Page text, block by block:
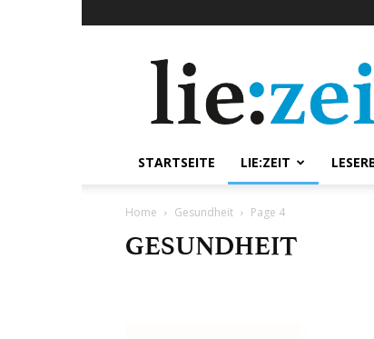
STARTSEITE LIE:ZEIT
Home Gesundheit Page 4
GESUNDHEIT